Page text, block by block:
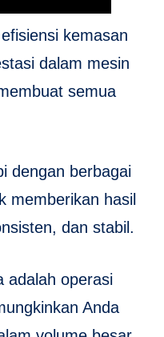
kemasan
dalam mesin
semua
dengan berbagai
memberikan hasil
dan stabil.
adalah operasi
Anda